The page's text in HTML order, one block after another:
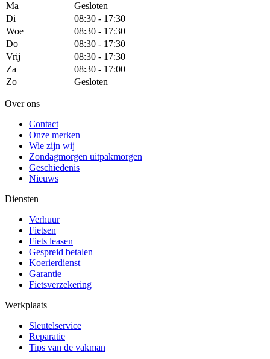
Ma
Gesloten
Di
08:30 - 17:30
Woe
08:30 - 17:30
Do
08:30 - 17:30
Vrij
08:30 - 17:30
Za
08:30 - 17:00
Zo
Gesloten
Over ons
Contact
Onze merken
Wie zijn wij
Zondagmorgen uitpakmorgen
Geschiedenis
Nieuws
Diensten
Verhuur
Fietsen
Fiets leasen
Gespreid betalen
Koerierdienst
Garantie
Fietsverzekering
Werkplaats
Sleutelservice
Reparatie
Tips van de vakman